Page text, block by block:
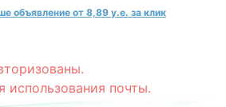
объявление от 8,89 у.е. за клик
использования почты.